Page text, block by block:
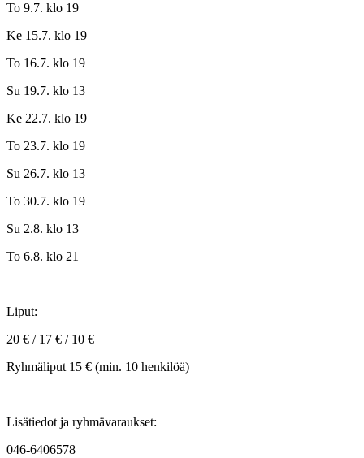
To 9.7. klo 19
Ke 15.7. klo 19
To 16.7. klo 19
Su 19.7. klo 13
Ke 22.7. klo 19
To 23.7. klo 19
Su 26.7. klo 13
To 30.7. klo 19
Su 2.8. klo 13
To 6.8. klo 21
Liput:
20 € / 17 € / 10 €
Ryhmäliput 15 € (min. 10 henkilöä)
Lisätiedot ja ryhmävaraukset:
046-6406578